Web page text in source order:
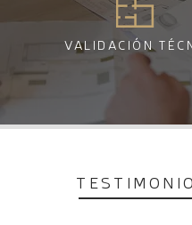
VALIDACIÓN